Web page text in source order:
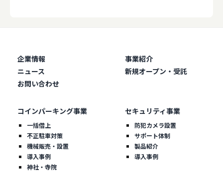
企業情報
事業紹介
ニュース
新規オープン・受託
お問い合わせ
コインパーキング事業
一括借上
不正駐車対策
機械販売・設置
導入事例
神社・寺院
セキュリティ事業
防犯カメラ設置
サポート体制
製品紹介
導入事例